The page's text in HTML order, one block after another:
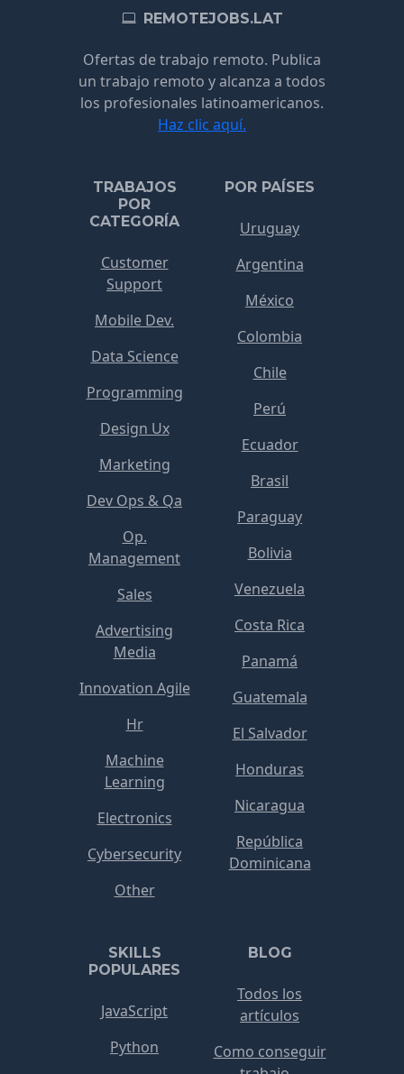
REMOTEJOBS.LAT
Ofertas de trabajo remoto. Publica
un trabajo remoto y alcanza a todos
los profesionales latinoamericanos.
Haz clic aquí.
TRABAJOS
POR
CATEGORÍA
Customer
Support
Mobile Dev.
Data Science
Programming
Design Ux
Marketing
Dev Ops & Qa
Op.
Management
Sales
Advertising
Media
Innovation Agile
Hr
Machine
Learning
Electronics
Cybersecurity
Other
POR PAÍSES
Uruguay
Argentina
México
Colombia
Chile
Perú
Ecuador
Brasil
Paraguay
Bolivia
Venezuela
Costa Rica
Panamá
Guatemala
El Salvador
Honduras
Nicaragua
República
Dominicana
SKILLS
POPULARES
JavaScript
Python
BLOG
Todos los
artículos
Como conseguir